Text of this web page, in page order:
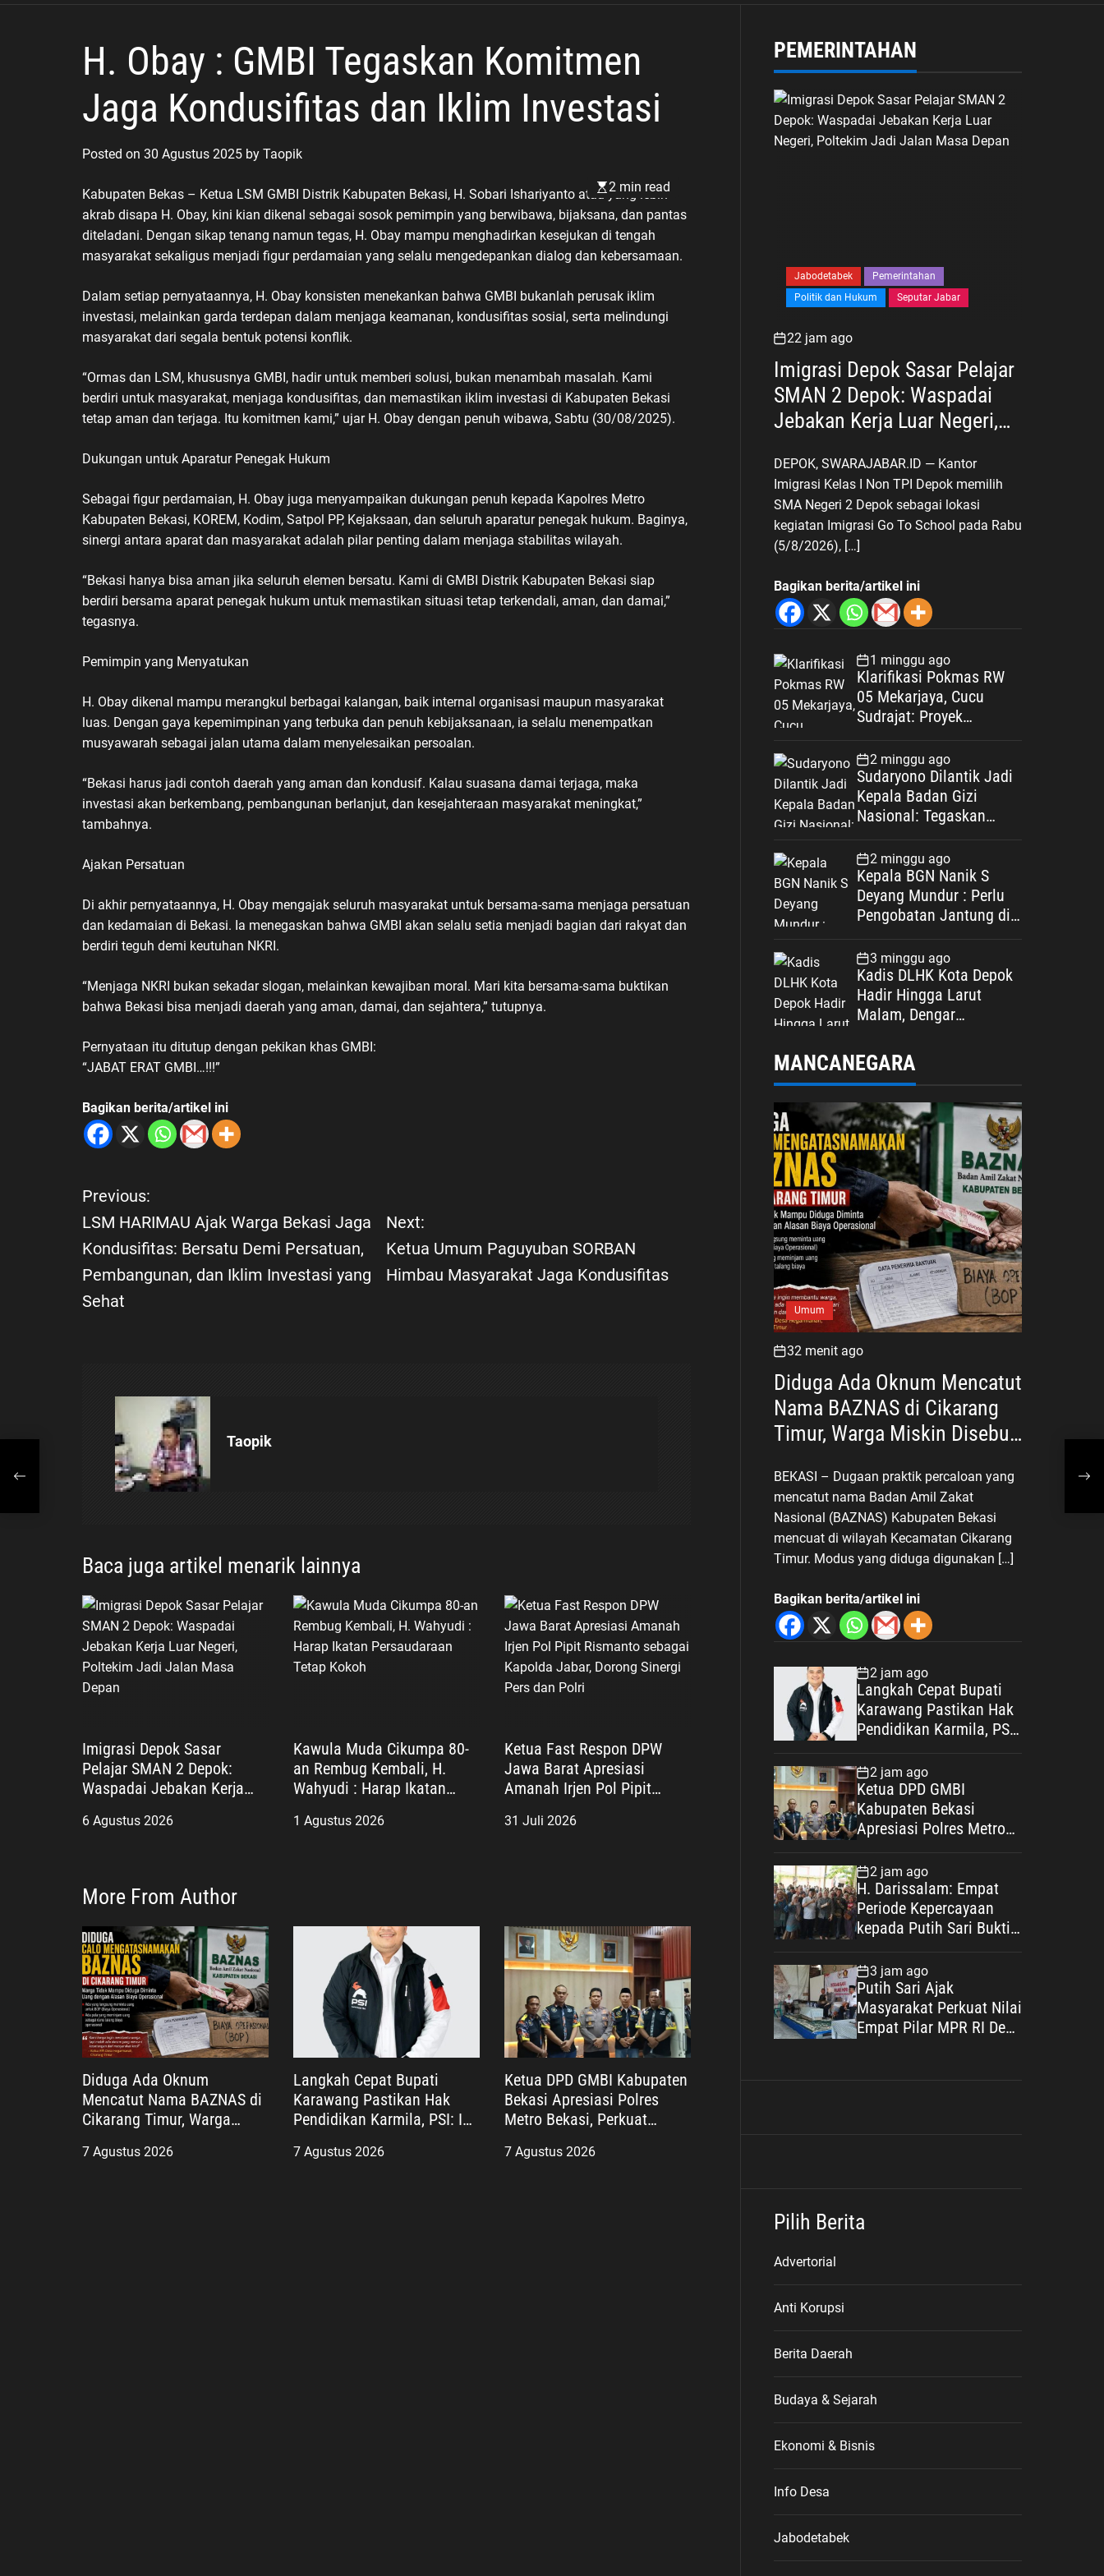
H. Obay : GMBI Tegaskan Komitmen
Jaga Kondusifitas dan Iklim Investasi
Posted on 30 Agustus 2025 by Taopik
2 min read
Kabupaten Bekas – Ketua LSM GMBI Distrik Kabupaten Bekasi, H. Sobari Ishariyanto atau yang lebih
akrab disapa H. Obay, kini kian dikenal sebagai sosok pemimpin yang berwibawa, bijaksana, dan pantas
diteladani. Dengan sikap tenang namun tegas, H. Obay mampu menghadirkan kesejukan di tengah
masyarakat sekaligus menjadi figur perdamaian yang selalu mengedepankan dialog dan kebersamaan.
Dalam setiap pernyataannya, H. Obay konsisten menekankan bahwa GMBI bukanlah perusak iklim
investasi, melainkan garda terdepan dalam menjaga keamanan, kondusifitas sosial, serta melindungi
masyarakat dari segala bentuk potensi konflik.
“Ormas dan LSM, khususnya GMBI, hadir untuk memberi solusi, bukan menambah masalah. Kami
berdiri untuk masyarakat, menjaga kondusifitas, dan memastikan iklim investasi di Kabupaten Bekasi
tetap aman dan terjaga. Itu komitmen kami,” ujar H. Obay dengan penuh wibawa, Sabtu (30/08/2025).
Dukungan untuk Aparatur Penegak Hukum
Sebagai figur perdamaian, H. Obay juga menyampaikan dukungan penuh kepada Kapolres Metro
Kabupaten Bekasi, KOREM, Kodim, Satpol PP, Kejaksaan, dan seluruh aparatur penegak hukum. Baginya,
sinergi antara aparat dan masyarakat adalah pilar penting dalam menjaga stabilitas wilayah.
“Bekasi hanya bisa aman jika seluruh elemen bersatu. Kami di GMBI Distrik Kabupaten Bekasi siap
berdiri bersama aparat penegak hukum untuk memastikan situasi tetap terkendali, aman, dan damai,”
tegasnya.
Pemimpin yang Menyatukan
H. Obay dikenal mampu merangkul berbagai kalangan, baik internal organisasi maupun masyarakat
luas. Dengan gaya kepemimpinan yang terbuka dan penuh kebijaksanaan, ia selalu menempatkan
musyawarah sebagai jalan utama dalam menyelesaikan persoalan.
“Bekasi harus jadi contoh daerah yang aman dan kondusif. Kalau suasana damai terjaga, maka
investasi akan berkembang, pembangunan berlanjut, dan kesejahteraan masyarakat meningkat,”
tambahnya.
Ajakan Persatuan
Di akhir pernyataannya, H. Obay mengajak seluruh masyarakat untuk bersama-sama menjaga persatuan
dan kedamaian di Bekasi. Ia menegaskan bahwa GMBI akan selalu setia menjadi bagian dari rakyat dan
berdiri teguh demi keutuhan NKRI.
“Menjaga NKRI bukan sekadar slogan, melainkan kewajiban moral. Mari kita bersama-sama buktikan
bahwa Bekasi bisa menjadi daerah yang aman, damai, dan sejahtera,” tutupnya.
Pernyataan itu ditutup dengan pekikan khas GMBI:
“JABAT ERAT GMBI…!!!”
Bagikan berita/artikel ini
N
a
v
o
s
Previous:
LSM HARIMAU Ajak Warga Bekasi Jaga
Kondusifitas: Bersatu Demi Persatuan,
Pembangunan, dan Iklim Investasi yang
Sehat
Next:
Ketua Umum Paguyuban SORBAN
Himbau Masyarakat Jaga Kondusifitas
Taopik
Baca juga artikel menarik lainnya
Imigrasi Depok Sasar
Pelajar SMAN 2 Depok:
Waspadai Jebakan Kerja
6 Agustus 2026
Kawula Muda Cikumpa 80-
an Rembug Kembali, H.
Wahyudi : Harap Ikatan
1 Agustus 2026
Ketua Fast Respon DPW
Jawa Barat Apresiasi
Amanah Irjen Pol Pipit
Jabar, Dorong Sinergi Pers
31 Juli 2026
More From Author
Diduga Ada Oknum
Mencatut Nama BAZNAS di
Cikarang Timur, Warga
Uang dengan Dalih Biaya
7 Agustus 2026
Langkah Cepat Bupati
Karawang Pastikan Hak
Pendidikan Karmila, PSI: Ini
yang Humanis
7 Agustus 2026
Ketua DPD GMBI Kabupaten
Bekasi Apresiasi Polres
Metro Bekasi, Perkuat
Kepolisian Demi Kamtibmas
7 Agustus 2026
PEMERINTAHAN
Jabodetabek
Pemerintahan
Politik dan Hukum
Seputar Jabar
22 jam ago
Imigrasi Depok Sasar Pelajar
SMAN 2 Depok: Waspadai
Jebakan Kerja Luar Negeri,
Depan
DEPOK, SWARAJABAR.ID — Kantor
Imigrasi Kelas I Non TPI Depok memilih
SMA Negeri 2 Depok sebagai lokasi
kegiatan Imigrasi Go To School pada Rabu
(5/8/2026), […]
Bagikan berita/artikel ini
1 minggu ago
Klarifikasi Pokmas RW
05 Mekarjaya, Cucu
Sudrajat: Proyek
Spesifikasi
2 minggu ago
Sudaryono Dilantik Jadi
Kepala Badan Gizi
Nasional: Tegaskan
Kepentingan
2 minggu ago
Kepala BGN Nanik S
Deyang Mundur : Perlu
Pengobatan Jantung di
3 minggu ago
Kadis DLHK Kota Depok
Hadir Hingga Larut
Malam, Dengar
Retribusi Sampah di
MANCANEGARA
Umum
32 menit ago
Diduga Ada Oknum Mencatut
Nama BAZNAS di Cikarang
Timur, Warga Miskin Disebut
Biaya Operasional
BEKASI – Dugaan praktik percaloan yang
mencatut nama Badan Amil Zakat
Nasional (BAZNAS) Kabupaten Bekasi
mencuat di wilayah Kecamatan Cikarang
Timur. Modus yang diduga digunakan […]
Bagikan berita/artikel ini
2 jam ago
Langkah Cepat Bupati
Karawang Pastikan Hak
Pendidikan Karmila, PSI:
Publik yang Humanis
2 jam ago
Ketua DPD GMBI
Kabupaten Bekasi
Apresiasi Polres Metro
Masyarakat dan
Kepolisian Demi
Kamtibmas yang
Kondusif
2 jam ago
H. Darissalam: Empat
Periode Kepercayaan
kepada Putih Sari Bukti
Masyarakat
3 jam ago
Putih Sari Ajak
Masyarakat Perkuat Nilai
Empat Pilar MPR RI Demi
Pilih Berita
Advertorial
Anti Korupsi
Berita Daerah
Budaya & Sejarah
Ekonomi & Bisnis
Info Desa
Jabodetabek